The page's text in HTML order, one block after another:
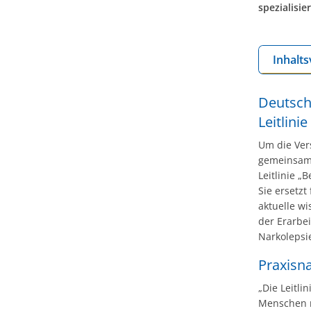
Um die
Leitlinie
Sie ersetzt
aktuelle
der
„Die
Menschen